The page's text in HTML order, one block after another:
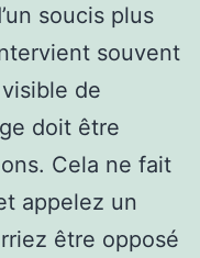
soucis plus
souvent
de
doit être
Cela ne fait
appelez un
être opposé